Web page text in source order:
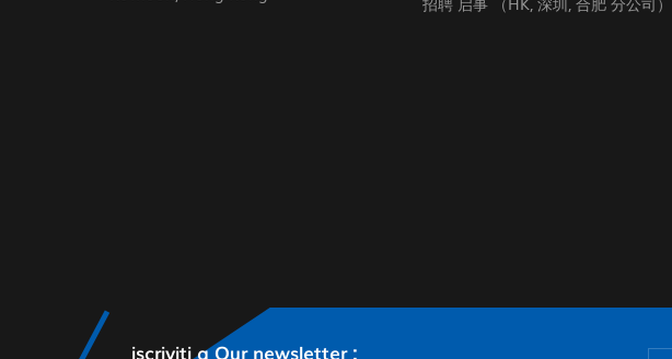
iscriviti a Our newsletter :